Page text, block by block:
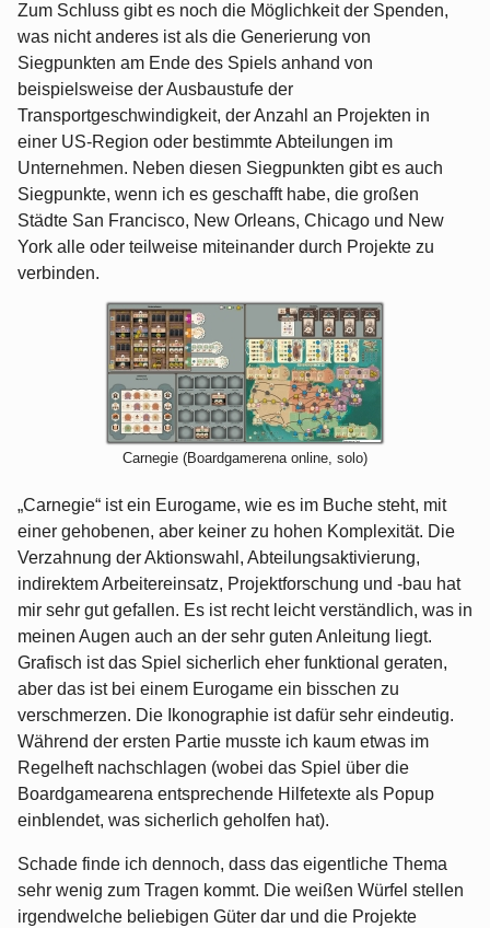
Zum Schluss gibt es noch die Möglichkeit der Spenden,
was nicht anderes ist als die Generierung von
Siegpunkten am Ende des Spiels anhand von
beispielsweise der Ausbaustufe der
Transportgeschwindigkeit, der Anzahl an Projekten in
einer US-Region oder bestimmte Abteilungen im
Unternehmen. Neben diesen Siegpunkten gibt es auch
Siegpunkte, wenn ich es geschafft habe, die großen
Städte San Francisco, New Orleans, Chicago und New
York alle oder teilweise miteinander durch Projekte zu
verbinden.
Carnegie (Boardgamerena online, solo)
„Carnegie“ ist ein Eurogame, wie es im Buche steht, mit
einer gehobenen, aber keiner zu hohen Komplexität. Die
Verzahnung der Aktionswahl, Abteilungsaktivierung,
indirektem Arbeitereinsatz, Projektforschung und -bau hat
mir sehr gut gefallen. Es ist recht leicht verständlich, was in
meinen Augen auch an der sehr guten Anleitung liegt.
Grafisch ist das Spiel sicherlich eher funktional geraten,
aber das ist bei einem Eurogame ein bisschen zu
verschmerzen. Die Ikonographie ist dafür sehr eindeutig.
Während der ersten Partie musste ich kaum etwas im
Regelheft nachschlagen (wobei das Spiel über die
Boardgamearena entsprechende Hilfetexte als Popup
einblendet, was sicherlich geholfen hat).
Schade finde ich dennoch, dass das eigentliche Thema
sehr wenig zum Tragen kommt. Die weißen Würfel stellen
irgendwelche beliebigen Güter dar und die Projekte